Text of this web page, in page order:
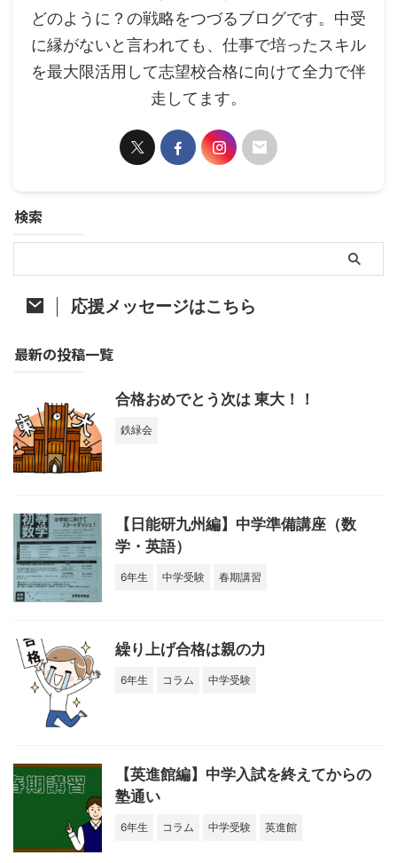
どのように？の戦略をつづるブログです。中受
に縁がないと言われても、仕事で培ったスキル
を最大限活用して志望校合格に向けて全力で伴
走してます。
検索
応援メッセージはこちら
最新の投稿一覧
合格おめでとう次は 東大！！
鉄緑会
【日能研九州編】中学準備講座（数
学・英語）
6年生 中学受験 春期講習
繰り上げ合格は親の力
6年生 コラム 中学受験
【英進館編】中学入試を終えてからの
塾通い
6年生 コラム 中学受験 英進館